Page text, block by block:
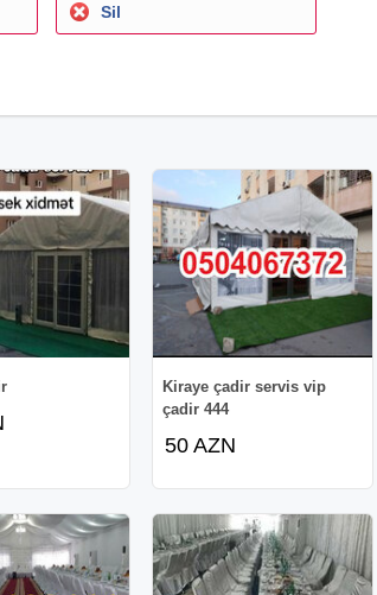
Sil
Kiraye çadir servis vip
çadir 444
50 AZN